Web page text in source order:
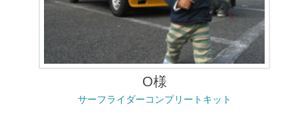
O様
サーフライダーコンプリートキット